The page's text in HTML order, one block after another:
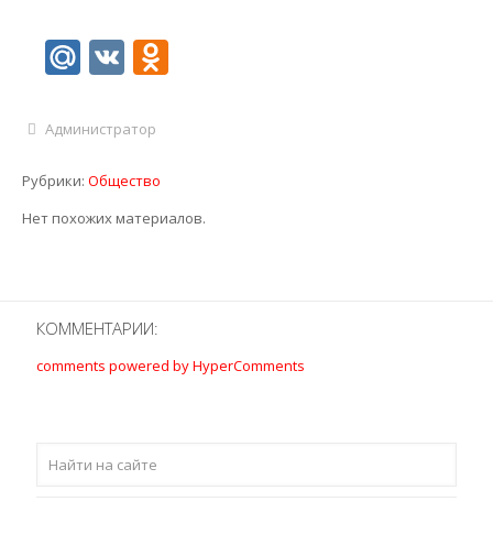
Mail.Ru
VKOdnoklassniki
Администратор
Рубрики: Общество
Нет похожих материалов.
КОММЕНТАРИИ:
comments powered by HyperComments